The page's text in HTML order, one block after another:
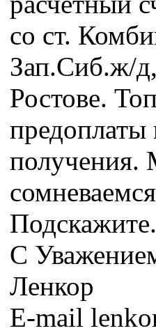
со ст.
Зап.Сиб.ж/
Ростове.
предоплаты
получения.
Подскажите.
С
Ленкор
E-mail